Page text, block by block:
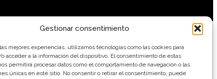
Gestionar consentimiento
mejores experiencias, utilizamos tecnologías como las cookies para
acceder a la información del dispositivo. El consentimiento de estas
permitirá procesar datos como el comportamiento de navegación o las
únicas en este sitio. No consentir o retirar el consentimiento, puede